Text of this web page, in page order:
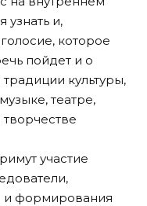
узнать и,
которое
пойдет и о
культуры,
театре,
участие
и формирования